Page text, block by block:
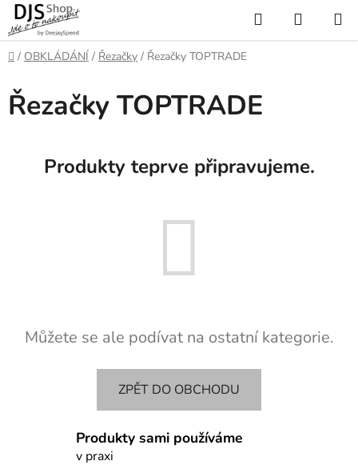
Přejít
na
obsah
Hledat
KOŠÍK
Domů
/ OBKLÁDÁNÍ / Řezačky / Řezačky TOPTRADE
Řezačky TOPTRADE
Produkty teprve připravujeme.
Můžete se ale podívat na ostatní kategorie.
ZPĚT DO OBCHODU
Produkty sami používáme
v praxi